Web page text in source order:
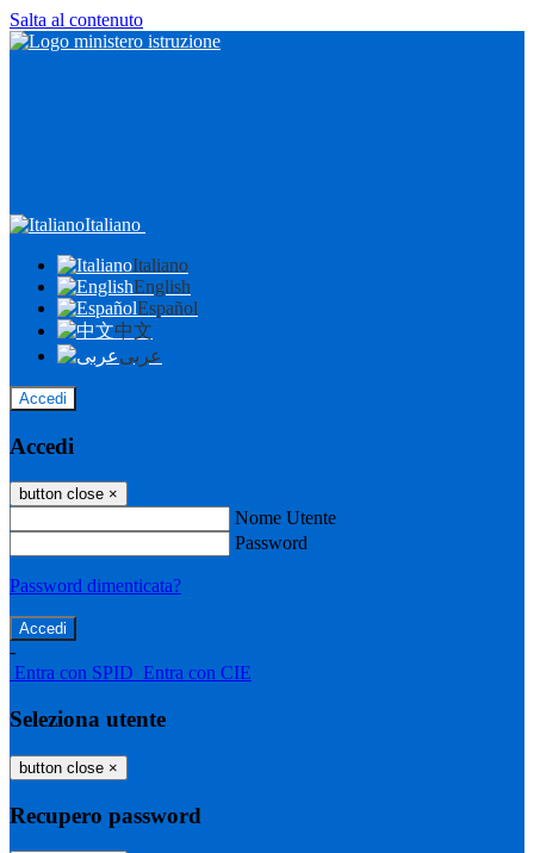
Salta al contenuto
Italiano
Italiano
English
Español
中文
عربى
Accedi
Accedi
button close ×
Nome Utente
Password
Password dimenticata?
-
Entra con SPID Entra con CIE
Seleziona utente
button close ×
Recupero password